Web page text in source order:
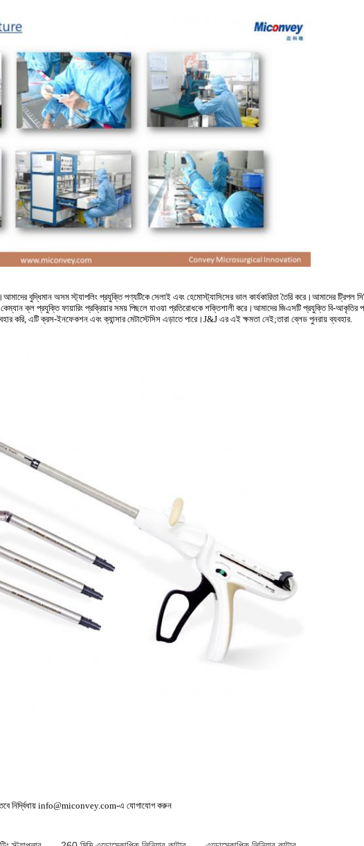
বুদ্ধিমান অসম স্ট্যাপলিং প্রযুক্তি পণ্যটিকে সেলাই এবং হেমোস্ট্যাসিসের ভাল কার্যকারিতা তৈরি করে।আমাদের ট্রিপল
ক্ল প্রযুক্তি ফায়ারিং প্রক্রিয়ার সময় পিছলে যাওয়া প্রতিরোধকে শক্তিশালী করে।আমাদের জিএসটি প্রযুক্তি বি-আকৃতির
করি, এটি ক্রস-ইনফেকশন এবং ক্যান্সার মেটাস্টেসিস এড়াতে পারে।J&J এর এই ক্ষমতা নেই;তারা ব্লেড পুনরায় ব্যবহার.
নির্দ্বিধায় info@miconvey.com-এ যোগাযোগ করুন